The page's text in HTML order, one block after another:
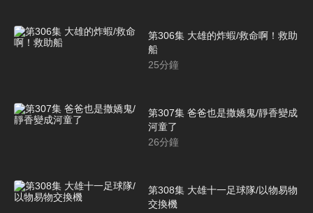
第306集 大雄的炸蝦/救命啊！救助
船
25分鐘
第307集 爸爸也是撒嬌鬼/靜香變成
河童了
26分鐘
第308集 大雄十一足球隊/以物易物
交換機